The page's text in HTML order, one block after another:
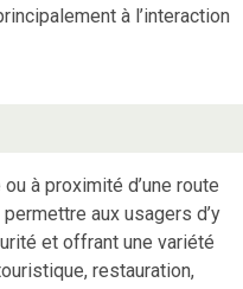
à l’interaction
à proximité d’une route
aux usagers d’y
et offrant une variété
restauration,